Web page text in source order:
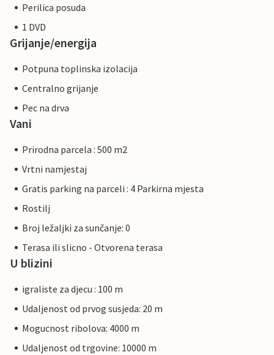
Perilica posuda
1 DVD
Grijanje/energija
Potpuna toplinska izolacija
Centralno grijanje
Pec na drva
Vani
Prirodna parcela : 500 m2
Vrtni namjestaj
Gratis parking na parceli : 4 Parkirna mjesta
Rostilj
Broj ležaljki za sunčanje: 0
Terasa ili slicno - Otvorena terasa
U blizini
igraliste za djecu : 100 m
Udaljenost od prvog susjeda: 20 m
Mogucnost ribolova: 4000 m
Udaljenost od trgovine: 10000 m